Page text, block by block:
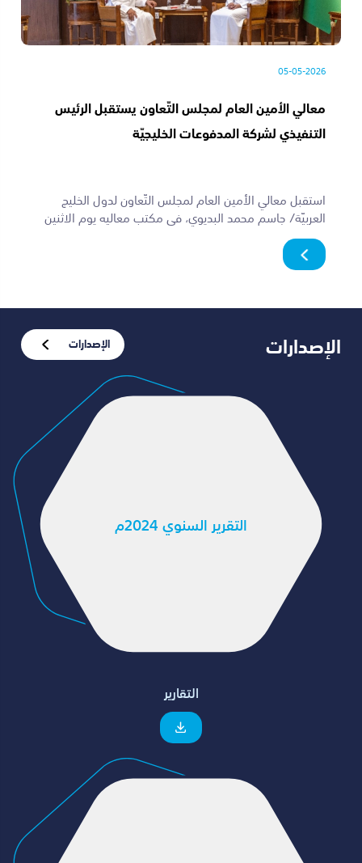
05-05-2026
معالي الأمين العام لمجلس التّعاون يستقبل الرئيس
التنفيذي لشركة المدفوعات الخليجيّة
استقبل معالي الأمين العام لمجلس التّعاون لدول الخليج
العربيّة/ جاسم محمد البديوي، في مكتب معاليه يوم الاثنين
4 مايو 2026م، الرئيس التنفيذي...
الإصدارات الإصدارات
التقرير السنوي 2024م
التقارير